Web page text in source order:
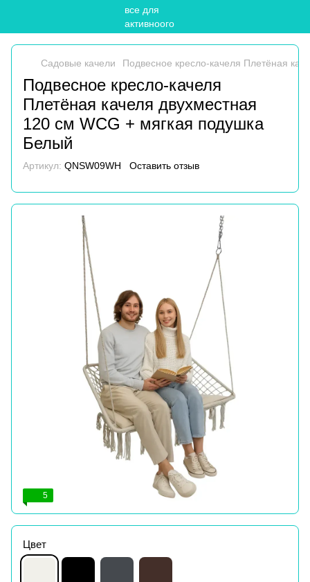
Садовые качели Подвесное кресло-качеля Плетёная
Подвесное кресло-качеля
Плетёная качеля двухместная
120 см WCG + мягкая подушка
Белый
Артикул: QNSW09WH Оставить отзыв
5
Цвет